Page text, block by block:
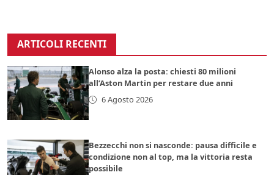
ARTICOLI RECENTI
Alonso alza la posta: chiesti 80 milioni
all’Aston Martin per restare due anni
6 Agosto 2026
Bezzecchi non si nasconde: pausa difficile e
condizione non al top, ma la vittoria resta
possibile